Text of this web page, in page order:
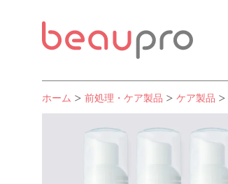
ホーム 前処理・ケア製品 ケア製品